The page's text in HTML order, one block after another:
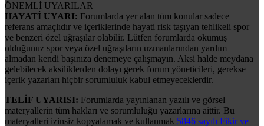
ÖNEMLİ UYARILAR
HAYATİ UYARI: Forumlarda yer alan tüm konular sadece
referans amaçlıdır ve içeriklerinde hayati risk taşıyan tehlikeli spor
ve benzeri özel uğraşılar olabilir. Lütfen forumlarda okumuş
olduğunuz spor veya özel uğraşıların uzmanlarından yardım
almadan kendi başınıza denemeye çalışmayın. Aksi halde meydana
gelebilecek aksiliklerden dolayı gerek forum yöneticileri, gerekse
içerik yazarları hiçbir sorumluluk kabul etmeyeceklerdir.
TELİF UYARISI: Forumlarda yayınlanan yazılı ve görsel
materyallerin tüm hakları ve sorumluluğu yazarlarına aittir. Bu
materyalleri izinsiz kopyalamak ve kullanmak 5846 sayılı Fikir ve